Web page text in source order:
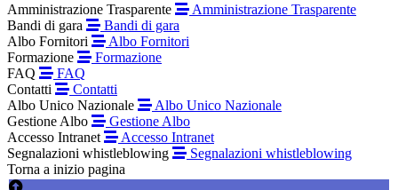
Amministrazione Trasparente
Amministrazione Trasparente
Bandi di gara
Bandi di gara
Albo Fornitori
Albo Fornitori
Formazione
Formazione
FAQ
FAQ
Contatti
Contatti
Albo Unico Nazionale
Albo Unico Nazionale
Gestione Albo
Gestione Albo
Accesso Intranet
Accesso Intranet
Segnalazioni whistleblowing
Segnalazioni whistleblowing
Torna a inizio pagina